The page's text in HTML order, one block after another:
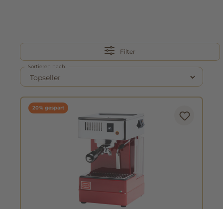
Filter
Sortieren nach:
20% gespart